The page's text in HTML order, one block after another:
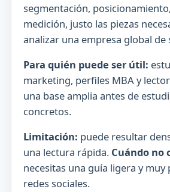
segmentación,
medición, justo las piezas
analizar una empresa global de
Para quién puede ser útil:
marketing, perfiles MBA y
una base amplia antes de
concretos.
Limitación: puede resultar
una lectura rápida. Cuándo no
necesitas una guía ligera y muy
redes sociales.